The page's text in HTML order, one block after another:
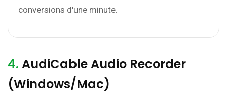
conversions d'une minute.
4. AudiCable Audio Recorder
(Windows/Mac)